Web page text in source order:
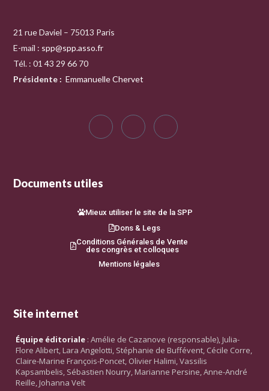
21 rue Daviel – 75013 Paris
E-mail : spp@spp.asso.fr
Tél. : 01 43 29 66 70
Présidente : Emmanuelle Chervet
Documents utiles
Mieux utiliser le site de la SPP
Dons & Legs
Conditions Générales de Vente
des congrès et colloques
Mentions légales
Site internet
Équipe éditoriale : Amélie de Cazanove (responsable), Julia-
Flore Alibert, Lara Angelotti, Stéphanie de Buffévent, Cécile Corre,
Claire-Marine François-Poncet, Olivier Halimi, Vassilis
Kapsambelis, Sébastien Nourry, Marianne Persine, Anne-André
Reille, Johanna Velt